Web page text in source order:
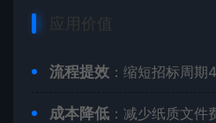
应用价值
​流程提效​ ：缩短招标周期
​成本降低​ ：减少纸质文件